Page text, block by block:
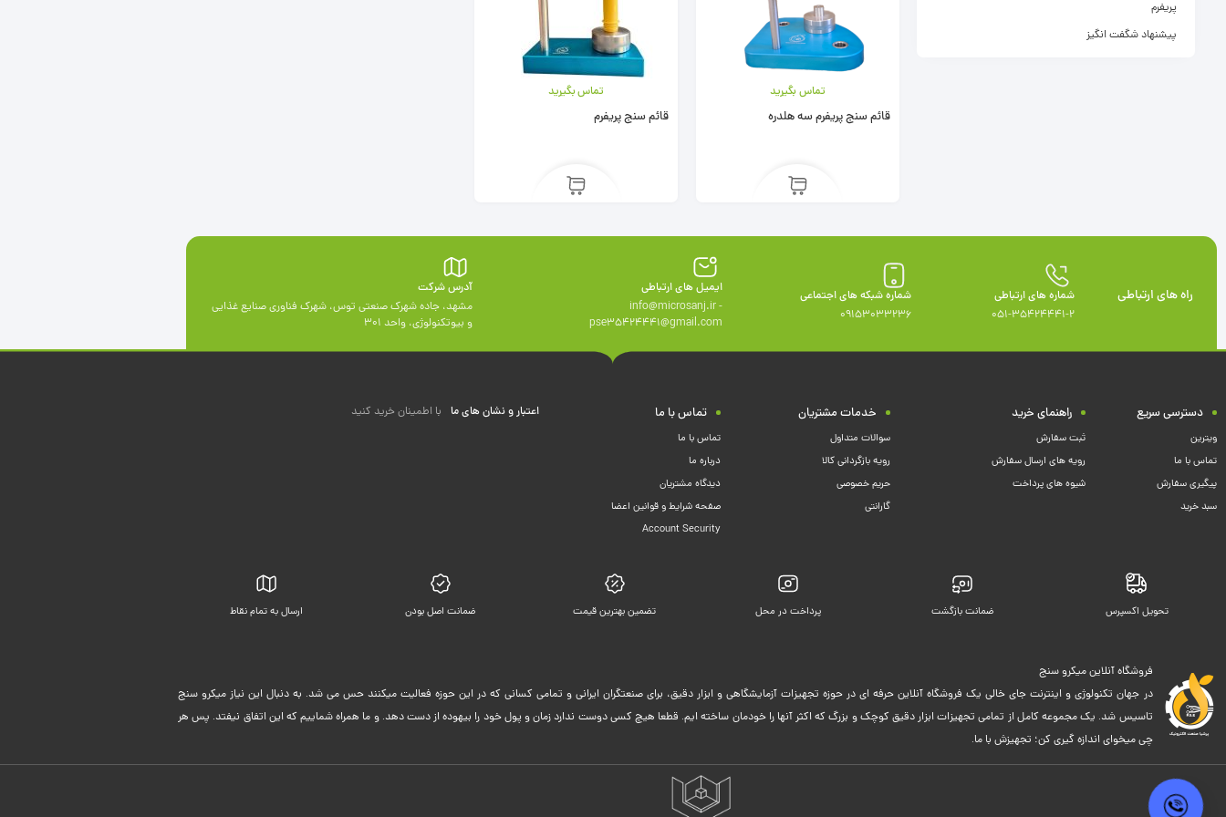
تماس بگیرید
قائم سنج پریفرم سه هلدره
تماس بگیرید
قائم سنج پریفرم
پریفرم
پیشنهاد شگفت انگیز
راه های ارتباطی
شماره های ارتباطی
051-35424441-2
شماره شبکه های اجتماعی
09153033236
ایمیل های ارتباطی
info@microsanj.ir -
pse35424441@gmail.com
آدرس شرکت
مشهد، جاده شهرک صنعتی توس، شهرک فناوری صنايع غذايی
و بيوتكنولوژی، واحد 301
دسترسی سریع
ویترین
تماس با ما
پیگیری سفارش
سبد خرید
راهنمای خرید
ثبت سفارش
رویه های ارسال سفارش
شیوه های پرداخت
خدمات مشتریان
سوالات متداول
رویه بازگردانی کالا
حریم خصوصی
گارانتی
تماس با ما
تماس با ما
درباره ما
دیدگاه مشتریان
صفحه شرایط و قوانین اعضا
Account Security
اعتبار و نشان های ما با اطمینان خرید کنید
تحویل اکسپرس ضمانت بازگشت پرداخت در محل تضمین بهترین قیمت ضمانت اصل بودن ارسال به تمام نقاط
فروشگاه آنلاین میکرو سنج
در جهان تکنولوژی و اینترنت جای خالی یک فروشگاه آنلاین حرفه ای در حوزه تجهیزات آزمایشگاهی و ابزار دقیق، برای صنعتگران ایرانی و تمامی کسانی که در این حوزه فعالیت میکنند حس می شد. به دنبال این نیاز میکرو سنج
تاسیس شد. یک مجموعه کامل از تمامی تجهیزات ابزار دقیق کوچک و بزرگ که اکثر آنها را خودمان ساخته ایم. قطعا هیچ کسی دوست ندارد زمان و پول خود را بیهوده از دست دهد. و ما همراه شماییم که این اتفاق نیفتد. پس هر
چی میخوای اندازه گیری کن؛ تجهیزش با ما.